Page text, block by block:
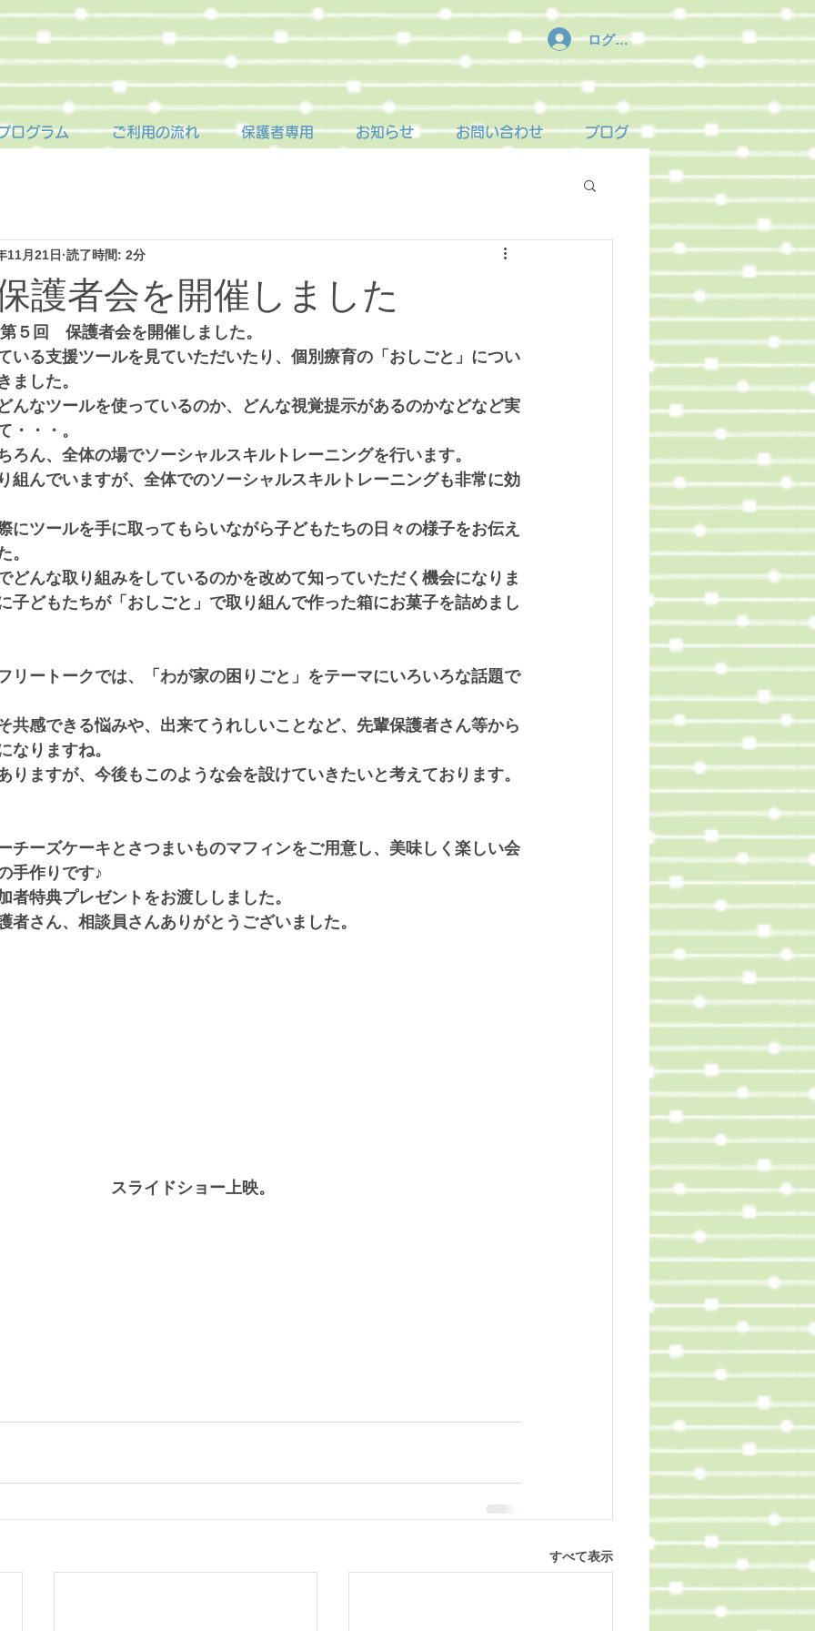
ログイン
ログラム ご利用の流れ 保護者専用 お知らせ お問い合わせ ブログ
護者会を開催しました
11月21日 読了時間: 2分
５回　保護者会を開催しました。
いる支援ツールを見ていただいたり、個別療育の「おしごと」につい
ました。
んなツールを使っているのか、どんな視覚提示があるのかなどなど実
・・・。
ろん、全体の場でソーシャルスキルトレーニングを行います。
組んでいますが、全体でのソーシャルスキルトレーニングも非常に効
にツールを手に取ってもらいながら子どもたちの日々の様子をお伝え
。
どんな取り組みをしているのかを改めて知っていただく機会になりま
子どもたちが「おしごと」で取り組んで作った箱にお菓子を詰めまし
リートークでは、「わが家の困りごと」をテーマにいろいろな話題で
共感できる悩みや、出来てうれしいことなど、先輩保護者さん等から
なりますね。
りますが、今後もこのような会を設けていきたいと考えております。
チーズケーキとさつまいものマフィンをご用意し、美味しく楽しい会
手作りです♪
者特典プレゼントをお渡ししました。
者さん、相談員さんありがとうございました。
ショー上映。
すべて表示